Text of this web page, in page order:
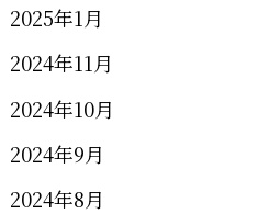
2025年1月
2024年11月
2024年10月
2024年9月
2024年8月